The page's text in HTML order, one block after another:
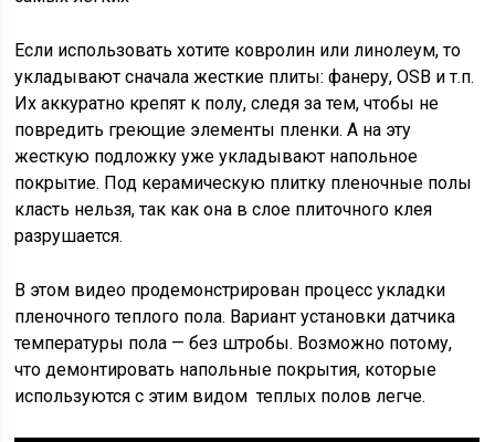
Если использовать хотите ковролин или линолеум, то
укладывают сначала жесткие плиты: фанеру, ОSB и т.п.
Их аккуратно крепят к полу, следя за тем, чтобы не
повредить греющие элементы пленки. А на эту
жесткую подложку уже укладывают напольное
покрытие. Под керамическую плитку пленочные полы
класть нельзя, так как она в слое плиточного клея
разрушается.
В этом видео продемонстрирован процесс укладки
пленочного теплого пола. Вариант установки датчика
температуры пола — без штробы. Возможно потому,
что демонтировать напольные покрытия, которые
используются с этим видом теплых полов легче.